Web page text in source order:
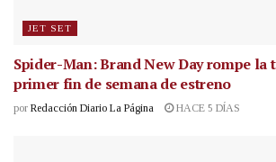
JET SET
Spider-Man: Brand New Day rompe la
primer fin de semana de estreno
por Redacción Diario La Página HACE 5 DÍAS